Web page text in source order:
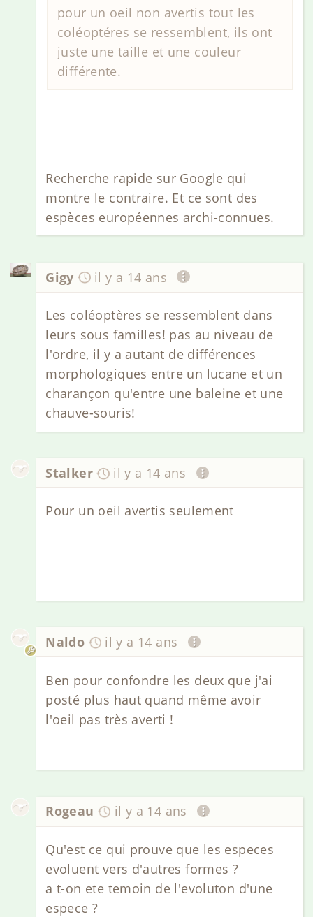
pour un oeil non avertis tout les
coléoptéres se ressemblent, ils ont
juste une taille et une couleur
différente.
Recherche rapide sur Google qui
montre le contraire. Et ce sont des
espèces européennes archi-connues.
Gigy il y a 14 ans
Les coléoptères se ressemblent dans
leurs sous familles! pas au niveau de
l'ordre, il y a autant de différences
morphologiques entre un lucane et un
charançon qu'entre une baleine et une
chauve-souris!
Stalker il y a 14 ans
Pour un oeil avertis seulement
Naldo il y a 14 ans
Ben pour confondre les deux que j'ai
posté plus haut quand même avoir
l'oeil pas très averti !
Rogeau il y a 14 ans
Qu'est ce qui prouve que les especes
evoluent vers d'autres formes ?
a t-on ete temoin de l'evoluton d'une
espece ?